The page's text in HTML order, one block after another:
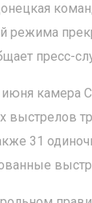
режима
пресс-
камера
выстрелов
31